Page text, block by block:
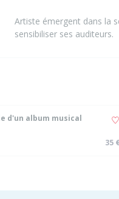
Artiste émergent dans la
sensibiliser ses auditeurs.
d'un album musical
35 €